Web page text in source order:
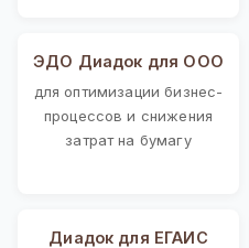
ЭДО Диадок для ООО
для оптимизации бизнес-
процессов и снижения
затрат на бумагу
Диадок для ЕГАИС